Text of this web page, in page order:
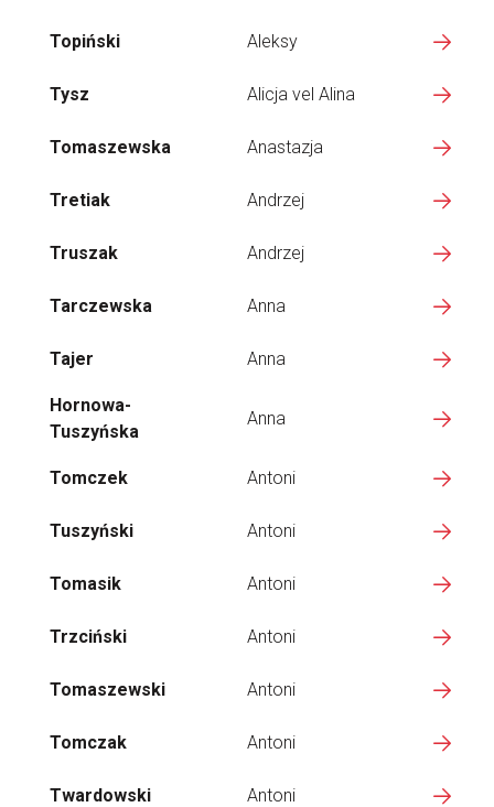
Topiński Aleksy
Tysz Alicja vel Alina
Tomaszewska Anastazja
Tretiak Andrzej
Truszak Andrzej
Tarczewska Anna
Tajer Anna
Hornowa-
Tuszyńska
Anna
Tomczek Antoni
Tuszyński Antoni
Tomasik Antoni
Trzciński Antoni
Tomaszewski Antoni
Tomczak Antoni
Twardowski Antoni